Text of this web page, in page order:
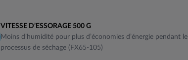
VITESSE D’ESSORAGE 500 G
Moins d’humidité pour plus d’économies d’énergie pendant le
processus de séchage (FX65-105)